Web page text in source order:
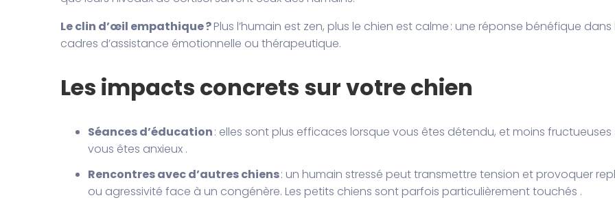
Le clin d’œil empathique ?Plus l’humain est zen, plus le chien est calme : une réponse bénéfique dans
cadres d’assistance émotionnelle ou thérapeutique.
Les impacts concrets sur votre chien
Séances d’éducation: elles sont plus efficaces lorsque vous êtes détendu, et moins fructueuses
vous êtes anxieux .
Rencontres avec d’autres chiens: un humain stressé peut transmettre tension et provoquer
ou agressivité face à un congénère. Les petits chiens sont parfois particulièrement touchés .